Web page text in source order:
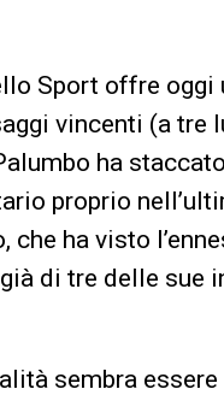
Sport offre
vincenti (a tre
ha
proprio
che ha visto
di tre delle sue
sembra